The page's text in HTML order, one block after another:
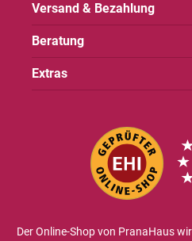
Versand & Bezahlung
Beratung
Extras
Der Online-Shop von PranaHaus